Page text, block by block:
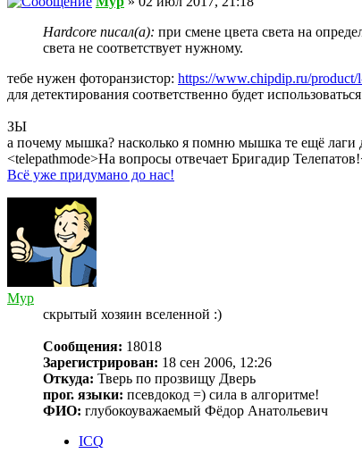
Hardcore писал(а): при смене цвета света на
света не соответствует нужному.
тебе нужен фоторанзистор: https://www.chipdip.ru/product/
для детектирования соответственно будет
ЗЫ
а почему мышка? насколько я помню мышка те ещё лаги
<telepathmode>На вопросы отвечает Бригадир
Всё уже придумано до нас!
Myp
скрытый хозяин вселенной :)
Сообщения: 18018
Зарегистрирован: 18 сен 2006, 12:26
Откуда: Тверь по прозвищу Дверь
прог. языки: псевдокод =) сила в алгоритме!
ФИО: глубокоуважаемый Фёдор Анатольевич
ICQ